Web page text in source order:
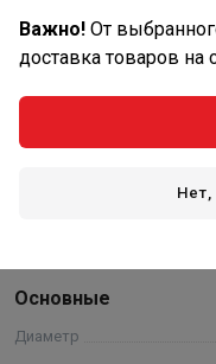
Основные
Диаметр
Важно! От
доставка товаров на